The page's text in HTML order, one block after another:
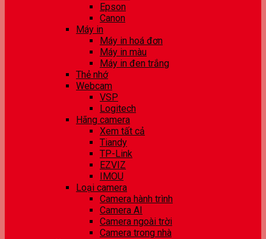
Epson
Canon
Máy in
Máy in hoá đơn
Máy in màu
Máy in đen trắng
Thẻ nhớ
Webcam
VSP
Logitech
Hãng camera
Xem tất cả
Tiandy
TP-Link
EZVIZ
IMOU
Loại camera
Camera hành trình
Camera AI
Camera ngoài trời
Camera trong nhà